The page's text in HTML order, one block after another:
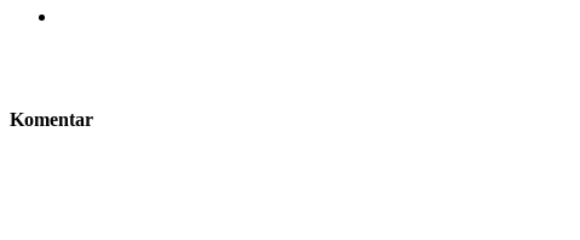
Komentar